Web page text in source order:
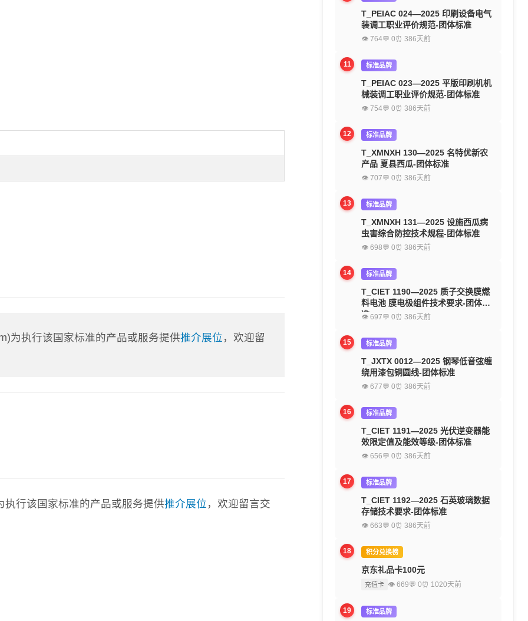
为执行该国家标准的产品或服务提供推介展位 ，欢迎留
行该国家标准的产品或服务提供推介展位 ，欢迎留言交
T_PEIAC 024—2025 印刷设备电气
装调工职业评价规范-团体标准
👁 764💬 0⏰ 386天前
11 标准品牌
T_PEIAC 023—2025 平版印刷机机
械装调工职业评价规范-团体标准
👁 754💬 0⏰ 386天前
12 标准品牌
T_XMNXH 130—2025 名特优新农
产品 夏县西瓜-团体标准
👁 707💬 0⏰ 386天前
13 标准品牌
T_XMNXH 131—2025 设施西瓜病
虫害综合防控技术规程-团体标准
👁 698💬 0⏰ 386天前
14 标准品牌
T_CIET 1190—2025 质子交换膜燃
料电池 膜电极组件技术要求-团体标
准
👁 697💬 0⏰ 386天前
15 标准品牌
T_JXTX 0012—2025 钢琴低音弦缠
绕用漆包铜圆线-团体标准
👁 677💬 0⏰ 386天前
16 标准品牌
T_CIET 1191—2025 光伏逆变器能
效限定值及能效等级-团体标准
👁 656💬 0⏰ 386天前
17 标准品牌
T_CIET 1192—2025 石英玻璃数据
存储技术要求-团体标准
👁 663💬 0⏰ 386天前
18 积分兑换榜
京东礼品卡100元
充值卡 👁 669💬 0⏰ 1020天前
19 标准品牌